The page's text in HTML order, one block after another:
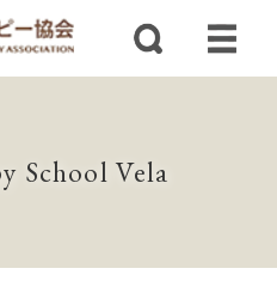
School Vela